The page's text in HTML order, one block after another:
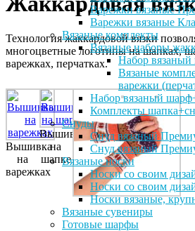
Варежки вязаные
Варежки вязаные
Вязаные комплекты
Вязаные наборы
Набор
Вязаные
варежки
Набор вязаный
Комплекты
Снуды
Снуд вязаный
Снуд вязаный
Вязаные носки
Носки со своим
Носки со своим
Носки вязаные,
Вязаные сувениры
Готовые шарфы
Технология жаккардовой вязки
многоцветные логотипы на шапках,
варежках, перчатках.
Вышивка
на
варежках
Вышивка
на
шапке